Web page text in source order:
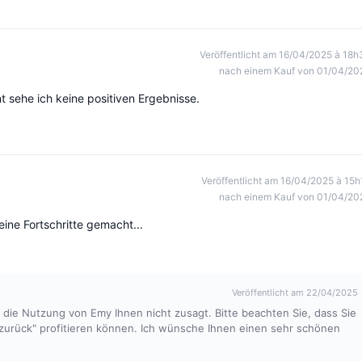
Veröffentlicht am 16/04/2025 à
nach einem Kauf von 01/04/
sehe ich keine positiven Ergebnisse.
Veröffentlicht am 16/04/2025 à
nach einem Kauf von 01/04/
Fortschritte gemacht...
Veröffentlicht am 22/04/2025
Nutzung von Emy Ihnen nicht zusagt. Bitte beachten Sie, dass Sie
profitieren können. Ich wünsche Ihnen einen sehr schönen